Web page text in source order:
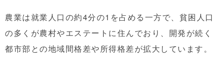
農業は就業人口の約4分の1を占める一方で、貧困人口
の多くが農村やエステートに住んでおり、開発が続く
都市部との地域間格差や所得格差が拡大しています。